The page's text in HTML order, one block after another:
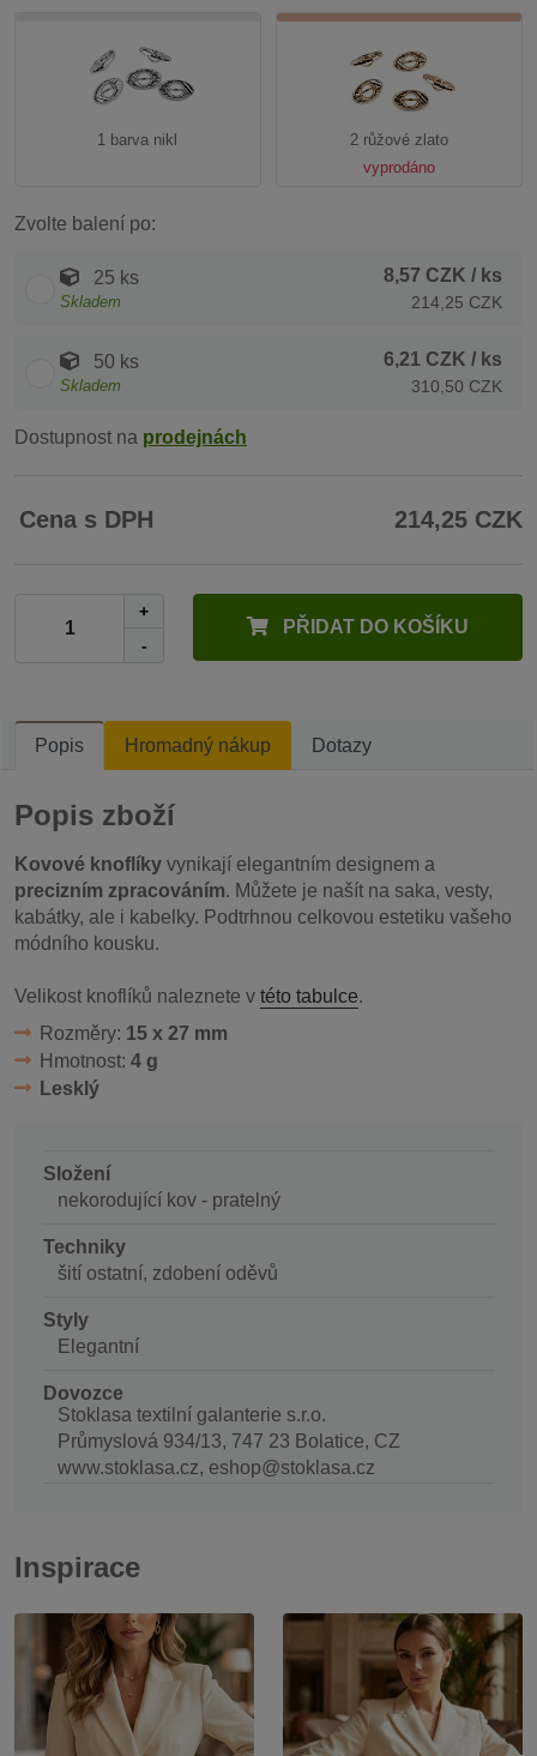
1 barva nikl
2 růžové zlato
vyprodáno
Zvolte balení po:
25 ks
Skladem
8,57 CZK / ks
214,25 CZK
50 ks
Skladem
6,21 CZK / ks
310,50 CZK
Dostupnost na prodejnách
Cena s DPH 214,25 CZK
+
-
PŘIDAT DO KOŠÍKU
Popis Hromadný nákup Dotazy
Popis zboží
Kovové knoflíky vynikají elegantním designem a
precizním zpracováním. Můžete je našít na saka, vesty,
kabátky, ale i kabelky. Podtrhnou celkovou estetiku vašeho
módního kousku.
Velikost knoflíků naleznete v této tabulce.
Rozměry: 15 x 27 mm
Hmotnost: 4 g
Lesklý
Složení
nekorodující kov - pratelný
Techniky
šití ostatní, zdobení oděvů
Styly
Elegantní
Dovozce
Stoklasa textilní galanterie s.r.o.
Průmyslová 934/13, 747 23 Bolatice, CZ
www.stoklasa.cz, eshop@stoklasa.cz
Inspirace